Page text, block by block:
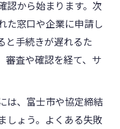
認から始まります。次
た窓口や企業に申請し
と手続きが遅れるた
審査や確認を経て、サ
は、富士市や協定締結
しょう。よくある失敗